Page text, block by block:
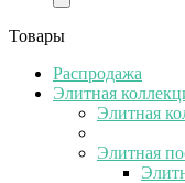
Товары
Распродажа
Элитная
Элитная
Элитная